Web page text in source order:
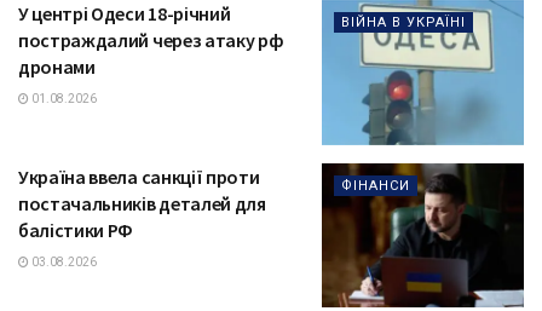
ВІЙНА В УКРАЇНІ
У центрі Одеси 18-річний
постраждалий через атаку рф
дронами
01.08.2026
ФІНАНСИ
Україна ввела санкції проти
постачальників деталей для
балістики РФ
03.08.2026